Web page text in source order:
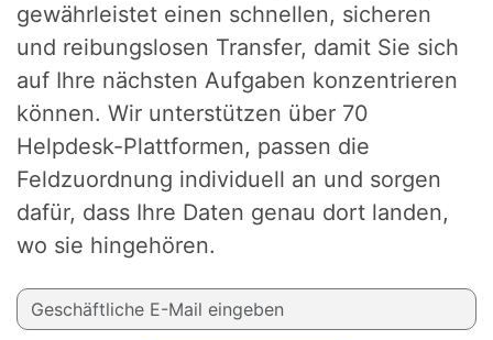
gewährleistet einen schnellen, sicheren
und reibungslosen Transfer, damit Sie sich
auf Ihre nächsten Aufgaben konzentrieren
können. Wir unterstützen über 70
Helpdesk-Plattformen, passen die
Feldzuordnung individuell an und sorgen
dafür, dass Ihre Daten genau dort landen,
wo sie hingehören.